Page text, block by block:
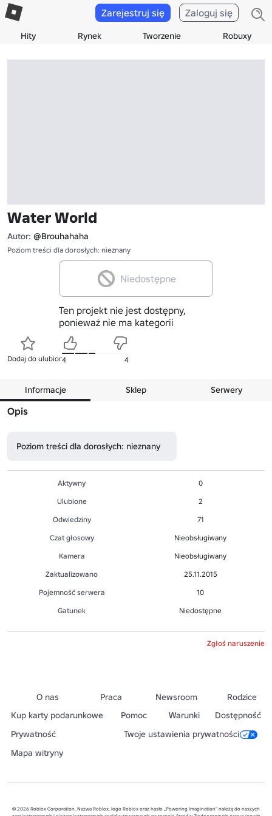
Hity Rynek Tworzenie Robuxy
Zarejestruj się Zaloguj się
Water World
Autor: @Brouhahaha
Poziom treści dla dorosłych: nieznany
Niedostępne
Ten projekt nie jest dostępny,
ponieważ nie ma kategorii
Dodaj do ulubionych
4 4
Informacje Sklep Serwery
Opis
Poziom treści dla dorosłych: nieznany
Aktywny
0
Ulubione
2
Odwiedziny
71
Czat głosowy
Nieobsługiwany
Kamera
Nieobsługiwany
Zaktualizowano
25.11.2015
Pojemność serwera
10
Gatunek
Niedostępne
Zgłoś naruszenie
O nas Praca Newsroom
Rodzice
Kup karty podarunkowe
Pomoc Warunki
Dostępność
Prywatność
Twoje ustawienia prywatności
Mapa witryny
© 2026 Roblox Corporation. Nazwa Roblox, logo Roblox oraz hasło „Powering Imagination” należą do naszych